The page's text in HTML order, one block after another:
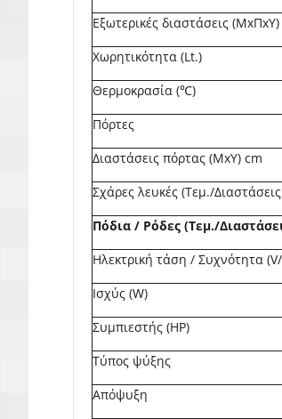
Εξωτερικές διαστάσεις
Χωρητικότητα (Lt.)
Θερμοκρασία (℃)
Πόρτες
Διαστάσεις πόρτας (ΜxΥ) cm
Σχάρες λευκές (Τεμ./
Πόδια / Ρόδες (Τεμ./
Ηλεκτρική τάση / Συχνότητα
Ισχύς (W)
Συμπιεστής (HP)
Τύπος ψύξης
Απόψυξη